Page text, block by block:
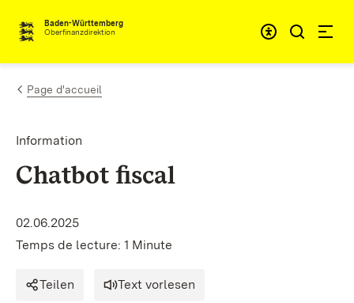
Passer au contenu
Baden-Württemberg
Oberfinanzdirektion
Page d'accueil
Information
Chatbot fiscal
02.06.2025
Temps de lecture: 1 Minute
Teilen Text vorlesen